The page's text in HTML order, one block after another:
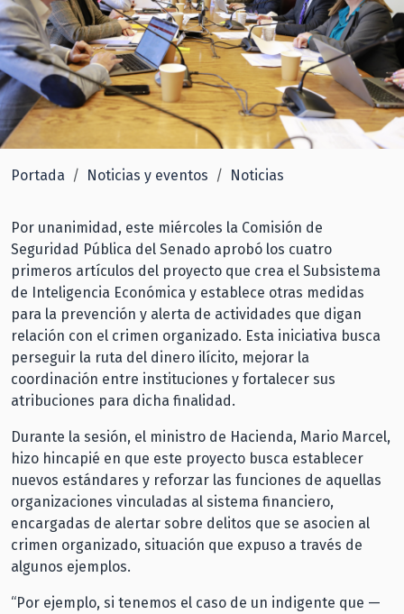
Portada Noticias y eventos Noticias
Por unanimidad, este miércoles la Comisión de
Seguridad Pública del Senado aprobó los cuatro
primeros artículos del proyecto que crea el Subsistema
de Inteligencia Económica y establece otras medidas
para la prevención y alerta de actividades que digan
relación con el crimen organizado. Esta iniciativa busca
perseguir la ruta del dinero ilícito, mejorar la
coordinación entre instituciones y fortalecer sus
atribuciones para dicha finalidad.
Durante la sesión, el ministro de Hacienda, Mario Marcel,
hizo hincapié en que este proyecto busca establecer
nuevos estándares y reforzar las funciones de aquellas
organizaciones vinculadas al sistema financiero,
encargadas de alertar sobre delitos que se asocien al
crimen organizado, situación que expuso a través de
algunos ejemplos.
“Por ejemplo, si tenemos el caso de un indigente que —